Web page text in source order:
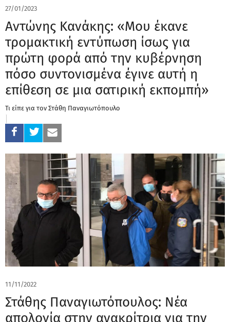
27/01/2023
Αντώνης Κανάκης: «Μου έκανε
τρομακτική εντύπωση ίσως για
πρώτη φορά από την κυβέρνηση
πόσο συντονισμένα έγινε αυτή η
επίθεση σε μια σατιρική εκπομπή»
Τι είπε για τον Στάθη Παναγιωτόπουλο
11/11/2022
Στάθης Παναγιωτόπουλος: Νέα
απολογία στην ανακρίτρια για την